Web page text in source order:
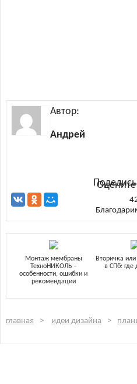
Автор:
Андрей
Оцените
Монтаж мембраны
ТехноНИКОЛЬ –
особенности, ошибки и
рекомендации
Вторичка
в СПб: где
главная идеи дизайна